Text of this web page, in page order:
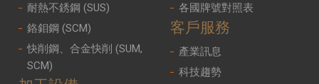
耐熱不銹鋼 (SUS)
鉻鉬鋼 (SCM)
快削鋼、合金快削 (SUM,
SCM)
各國牌號對照表
客戶服務
產業訊息
科技趨勢